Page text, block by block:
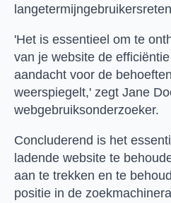
'Het is essentieel om te
van je website de
aandacht voor de
weerspiegelt,' zegt Jane
webgebruiksonderzoeker.
Concluderend is het
ladende website te
aan te trekken en te
positie in de